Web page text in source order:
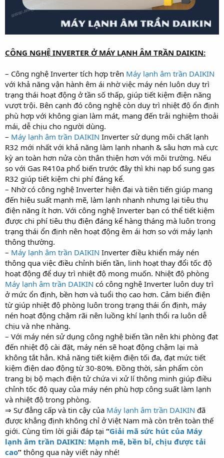
CÔNG NGHỆ INVERTER Ở MÁY LẠNH ÂM TRẦN DAIKIN:
– Công nghệ Inverter tích hợp trên Máy lạnh âm trần DAIKIN
với khả năng vận hành êm ái nhờ việc máy nén luôn duy trì
trạng thái hoạt động ở tần số thấp, giúp tiết kiệm điện năng
vượt trội. Bên cạnh đó công nghệ còn duy trì nhiệt độ ổn định
phù hợp với không gian làm mát, mang đến trải nghiệm thoải
mái, dễ chịu cho người dùng.
– Máy lạnh âm trần DAIKIN Inverter sử dụng môi chất lạnh
R32 mới nhất với khả năng làm lạnh nhanh & sâu hơn mà cực
kỳ an toàn hơn nửa còn thân thiện hơn với môi trường. Nếu
so với Gas R410a phổ biến trước đây thì khi nạp bổ sung gas
R32 giúp tiết kiệm chi phí đáng kể.
– Nhờ có công nghệ Inverter hiện đại và tiên tiến giúp mang
đến hiệu suất mạnh mẽ, làm lạnh nhanh nhưng lại tiêu thụ
điện năng ít hơn. Với công nghệ Inverter bạn có thể tiết kiệm
được chi phí tiêu thụ điện đáng kể hàng tháng mà luôn trong
trạng thái ổn định nên hoạt động êm ái hơn so với máy lạnh
thông thường.
– Máy lạnh âm trần DAIKIN Inverter điều khiển máy nén
thông qua việc điều chỉnh biến tần, linh hoạt thay đổi tốc độ
hoạt động để duy trì nhiệt độ mong muốn. Nhiệt độ phòng
Máy lạnh âm trần DAIKIN có công nghệ Inverter luôn duy trì
ở mức ổn định, bền hơn và tuổi thọ cao hơn. Cảm biến điện
từ giúp nhiệt độ phòng luôn trong trạng thái ổn định, máy
nén hoạt động chậm rãi nên luồng khí lạnh thổi ra luôn dễ
chịu và nhẹ nhàng.
– Với máy nén sử dụng công nghệ biến tần nên khi phòng đạt
đến nhiệt độ cài đặt, máy nén sẽ hoạt động chậm lại mà
không tắt hẳn. Khả năng tiết kiệm điện tối đa, đạt mức tiết
kiệm điện dao động từ 30-80%. Đồng thời, sản phẩm còn
trang bị bộ mạch điện tử chứa vi xử lí thông minh giúp điều
chỉnh tốc độ quay của máy nén phù hợp công suất làm lạnh
và nhiệt độ trong phòng.
⇒ Sự đẳng cấp và tin cậy của Máy lạnh âm trần DAIKIN đã
được khẳng định không chỉ ở Việt Nam mà còn trên toàn thế
giới. Cùng tìm lời giải đáp tại “Giải mã sức hút của Máy
lạnh âm trần DAIKIN: Mạnh mẽ, bền bỉ, chịu được tải
cao” thông qua này viết này nhé!